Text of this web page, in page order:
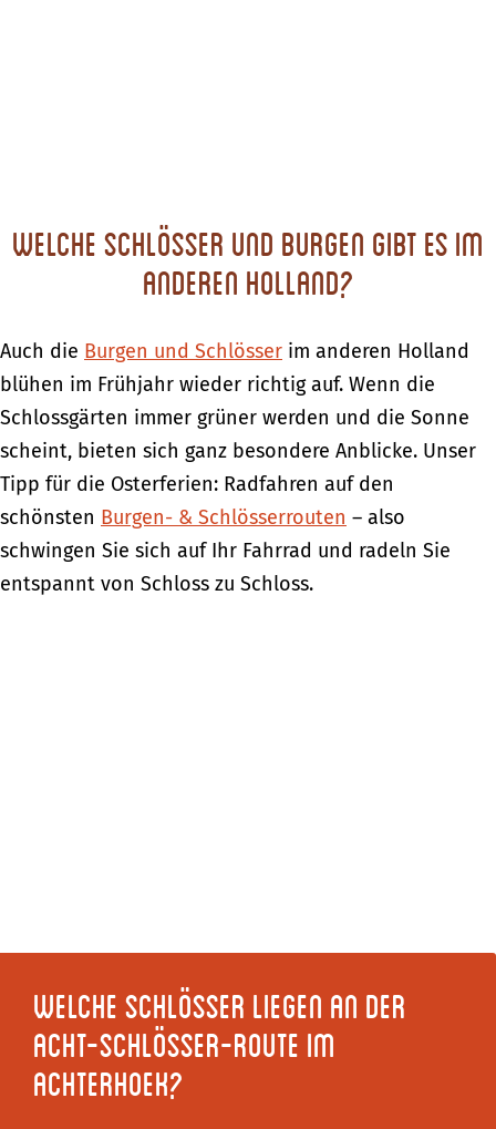
Welche Schlösser und Burgen gibt es im
anderen Holland?
Auch die Burgen und Schlösser im anderen Holland
blühen im Frühjahr wieder richtig auf. Wenn die
Schlossgärten immer grüner werden und die Sonne
scheint, bieten sich ganz besondere Anblicke. Unser
Tipp für die Osterferien: Radfahren auf den
schönsten Burgen- & Schlösserrouten – also
schwingen Sie sich auf Ihr Fahrrad und radeln Sie
entspannt von Schloss zu Schloss.
Welche Schlösser liegen an der
Acht-Schlösser-Route im
Achterhoek?